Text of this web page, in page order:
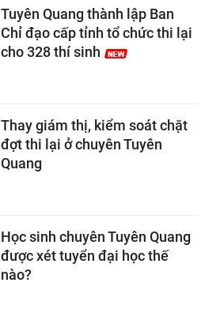
Tuyên Quang thành lập Ban
Chỉ đạo cấp tỉnh tổ chức thi lại
cho 328 thí sinh
Thay giám thị, kiểm soát chặt
đợt thi lại ở chuyên Tuyên
Quang
Học sinh chuyên Tuyên Quang
được xét tuyển đại học thế
nào?